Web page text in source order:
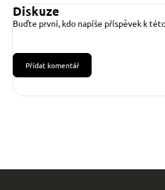
Diskuze
Buďte první, kdo napíše příspěvek k
Přidat komentář